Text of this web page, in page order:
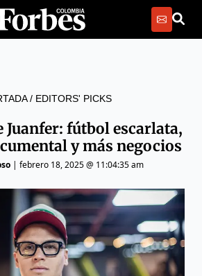
/ EDITORS' PICKS
Juanfer: fútbol escarlata,
y más negocios
| febrero 18, 2025 @ 11:04:35 am